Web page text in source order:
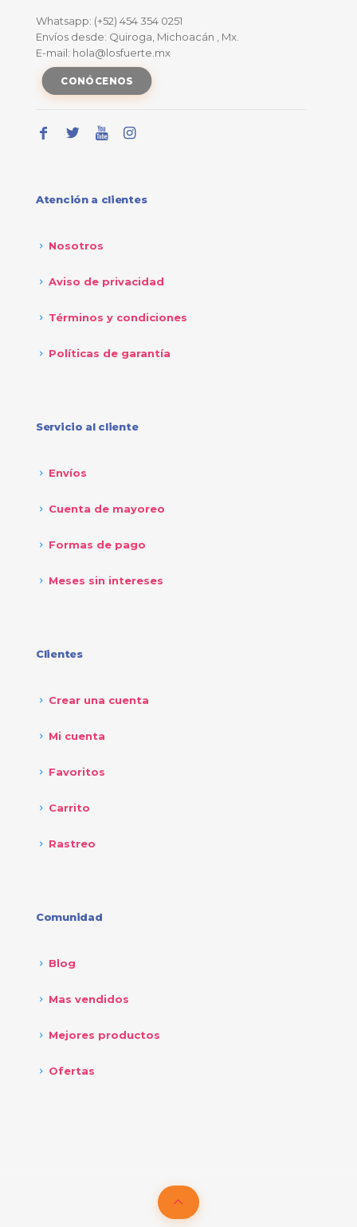
Whatsapp: (+52) 454 354 0251
Envíos desde: Quiroga, Michoacán , Mx.
E-mail: hola@losfuerte.mx
CONÓCENOS
Atención a clientes
Nosotros
Aviso de privacidad
Términos y condiciones
Políticas de garantía
Servicio al cliente
Envíos
Cuenta de mayoreo
Formas de pago
Meses sin intereses
Clientes
Crear una cuenta
Mi cuenta
Favoritos
Carrito
Rastreo
Comunidad
Blog
Mas vendidos
Mejores productos
Ofertas